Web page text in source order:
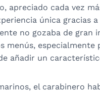
apreciado cada vez
única gracias
no gozaba de gran
menús,
añadir un
el carabinero